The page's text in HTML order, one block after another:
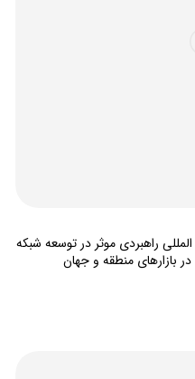
راهبردی موثر در توسعه شبکه
بازارهای منطقه و جهان